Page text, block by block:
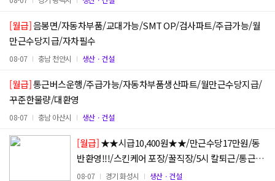
[월급]
만근수당지급/자차필수
08-07 충남 천안시 생산ㆍ건설
[월급]
꾸준한물량/대환영
08-07 충남 아산시 생산ㆍ건설
[월급]
반환영!!!/스킨케어 포장/꿀직장/5시 칼퇴근/통근운
행
08-07 경기 화성시 생산ㆍ건설